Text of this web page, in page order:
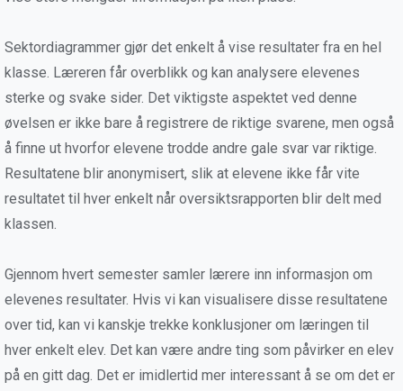
Sektordiagrammer gjør det enkelt å vise resultater fra en hel
klasse. Læreren får overblikk og kan analysere elevenes
sterke og svake sider. Det viktigste aspektet ved denne
øvelsen er ikke bare å registrere de riktige svarene, men også
å finne ut hvorfor elevene trodde andre gale svar var riktige.
Resultatene blir anonymisert, slik at elevene ikke får vite
resultatet til hver enkelt når oversiktsrapporten blir delt med
klassen.
Gjennom hvert semester samler lærere inn informasjon om
elevenes resultater. Hvis vi kan visualisere disse resultatene
over tid, kan vi kanskje trekke konklusjoner om læringen til
hver enkelt elev. Det kan være andre ting som påvirker en elev
på en gitt dag. Det er imidlertid mer interessant å se om det er